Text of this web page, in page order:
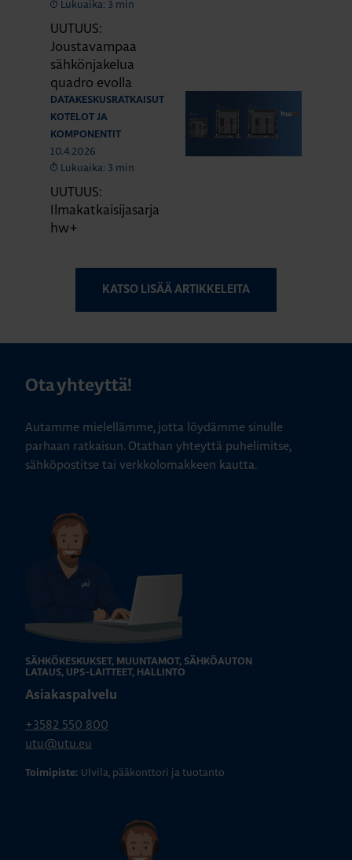
Lukuaika: 3 min
UUTUUS:
Joustavampaa
sähkönjakelua
quadro evolla
DATAKESKUSRATKAISUT
KOTELOT JA
KOMPONENTIT
10.4.2026
Lukuaika: 3 min
UUTUUS:
Ilmakatkaisijasarja
hw+
KATSO LISÄÄ ARTIKKELEITA
Ota yhteyttä!
Autamme mielellämme, jotta löydämme sinulle
parhaan ratkaisun. Otathan yhteyttä puhelimitse,
sähköpostitse tai verkkolomakkeen kautta.
SÄHKÖKESKUKSET, MUUNTAMOT, SÄHKÖAUTON
LATAUS, UPS-LAITTEET, HALLINTO
Asiakaspalvelu
+3582 550 800
utu@utu.eu
Toimipiste: Ulvila, pääkonttori ja tuotanto